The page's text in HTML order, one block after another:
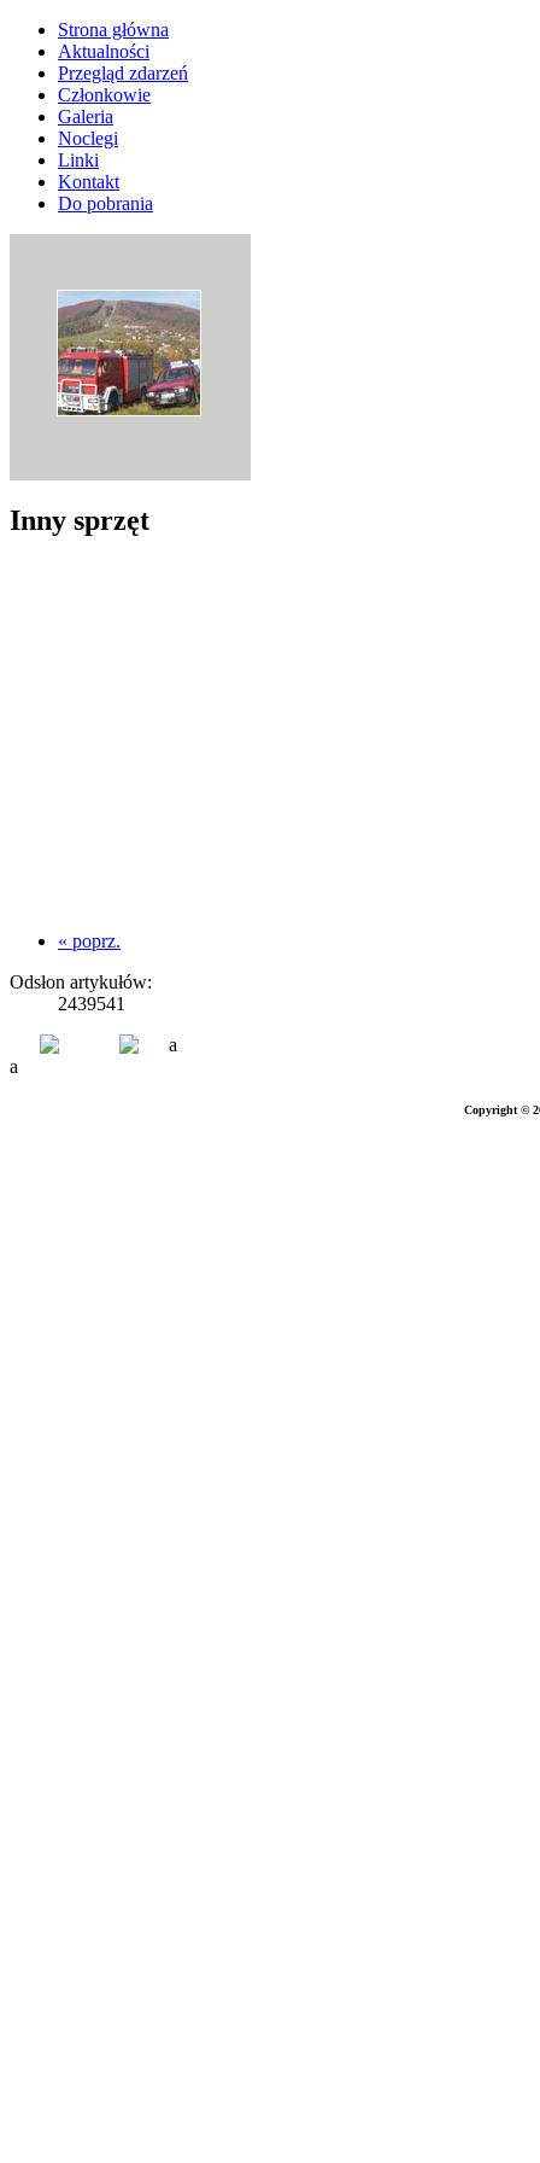
Strona główna
Aktualności
Przegląd zdarzeń
Członkowie
Galeria
Noclegi
Linki
Kontakt
Do pobrania
Inny sprzęt
« poprz.
Odsłon artykułów:
2439541
a
a
Copyright ©